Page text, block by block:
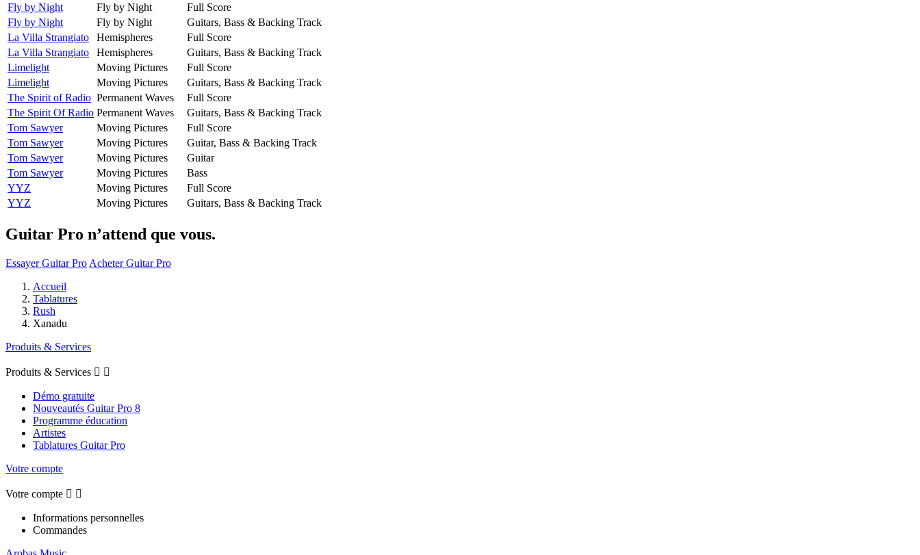
Fly by Night
Fly by Night
Full Score
Fly by Night
Fly by Night
Guitars, Bass & Backing Track
La Villa Strangiato
Hemispheres
Full Score
La Villa Strangiato
Hemispheres
Guitars, Bass & Backing Track
Limelight
Moving Pictures
Full Score
Limelight
Moving Pictures
Guitars, Bass & Backing Track
The Spirit of Radio Permanent Waves
Full Score
The Spirit Of Radio Permanent Waves
Guitars, Bass & Backing Track
Tom Sawyer
Moving Pictures
Full Score
Tom Sawyer
Moving Pictures
Guitar, Bass & Backing Track
Tom Sawyer
Moving Pictures
Guitar
Tom Sawyer
Moving Pictures
Bass
YYZ
Moving Pictures
Full Score
YYZ
Moving Pictures Guitars, Bass & Backing Track
Guitar Pro n’attend que vous.
Essayer Guitar Pro Acheter Guitar Pro
Accueil
Tablatures
Rush
Xanadu
Produits & Services
Produits & Services  
Démo gratuite
Nouveautés Guitar Pro 8
Programme éducation
Artistes
Tablatures Guitar Pro
Votre compte
Votre compte  
Informations personnelles
Commandes